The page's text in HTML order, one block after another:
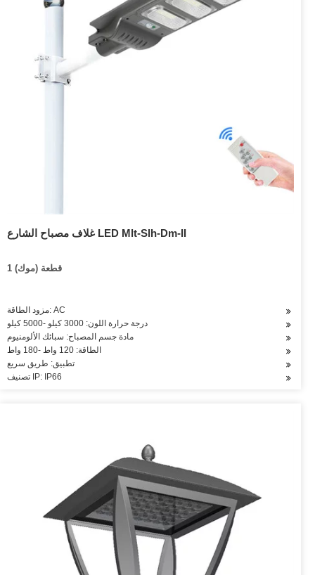
غلاف مصباح الشارع LED Mlt-Slh-Dm-II
1 قطعة (موك)
مزود الطاقة: AC
درجة حرارة اللون: 3000 كيلو -5000 كيلو
مادة جسم المصباح: سبائك الألومنيوم
الطاقة: 120 واط -180 واط
تطبيق: طريق سريع
تصنيف IP: IP66